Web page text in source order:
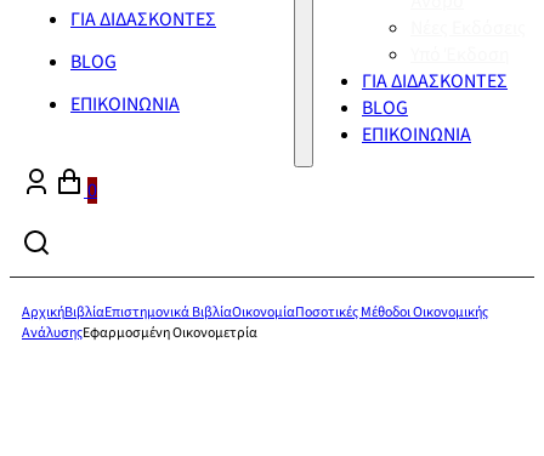
ΓΙΑ ΔΙΔΑΣΚΟΝΤΕΣ
BLOG
ΕΠΙΚΟΙΝΩΝΙΑ
ΓΙΑ ΔΙΔΑΣΚΟΝΤΕΣ
BLOG
ΕΠΙΚΟΙΝΩΝΙΑ
0
ΑρχικήΒιβλίαΕπιστημονικά ΒιβλίαΟικονομίαΠοσοτικές Μέθοδοι Οικονομικής
ΑνάλυσηςΕφαρμοσμένη Οικονομετρία